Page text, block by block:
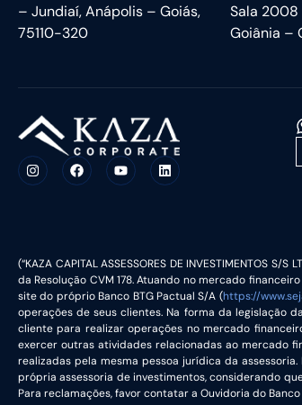
– Jundiaí, Anápolis – Goiás,
75110-320
Sala 2008
Goiânia –
(“KAZA CAPITAL ASSESSORES DE
da Resolução CVM 178. Atuando no mercado
site do próprio Banco BTG Pactual S/A (https://
operações de seus clientes. Na forma da legislação
cliente para realizar operações no mercado
exercer outras atividades relacionadas ao mercado
realizadas pela mesma pessoa jurídica da
própria assessoria de investimentos, considerando
Para reclamações, favor contatar a Ouvidoria do